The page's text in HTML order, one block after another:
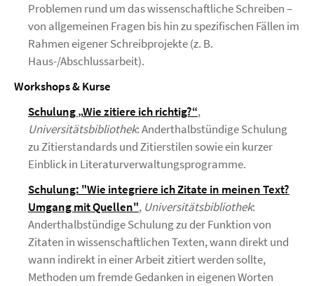
Problemen rund um das wissenschaftliche Schreiben –
von allgemeinen Fragen bis hin zu spezifischen Fällen im
Rahmen eigener Schreibprojekte (z. B.
Haus-/Abschlussarbeit).
Workshops & Kurse
Schulung„Wie zitiere ich richtig?“,
Universitätsbibliothek: Anderthalbstündige Schulung
zu Zitierstandards und Zitierstilen sowie ein kurzer
Einblick in Literaturverwaltungsprogramme.
Schulung: "Wie integriere ich Zitate in meinen Text?
Umgang mit Quellen", Universitätsbibliothek:
Anderthalbstündige Schulung zu der Funktion von
Zitaten in wissenschaftlichen Texten, wann direkt und
wann indirekt in einer Arbeit zitiert werden sollte,
Methoden um fremde Gedanken in eigenen Worten